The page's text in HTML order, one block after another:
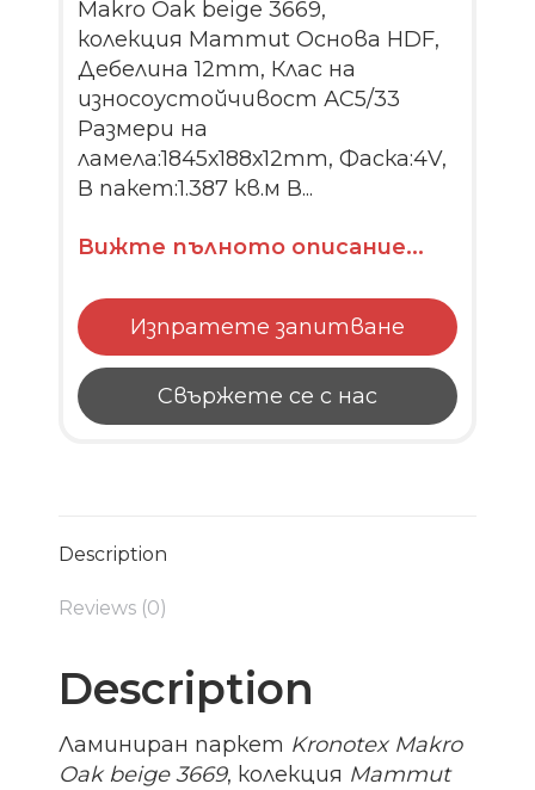
Makro Oak beige 3669,
колекция Mammut Основа HDF,
Дебелина 12mm, Клас на
износоустойчивост АС5/33
Размери на
ламела:1845х188х12mm, Фаска:4V,
В пакет:1.387 кв.м В...
Вижте пълното описание...
Изпратете запитване
Свържете се с нас
Description
Reviews (0)
Description
Ламиниран паркет Kronotex Makro
Oak beige 3669, колекция Mammut